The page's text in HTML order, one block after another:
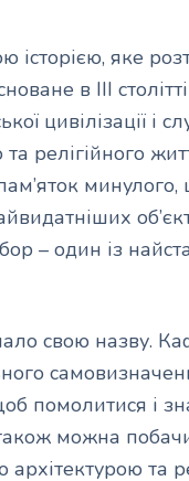
історією, яке
в III
цивілізації і
релігійного
пам’яток
– один із
свою назву.
помолитися і
можна
архітектурою та